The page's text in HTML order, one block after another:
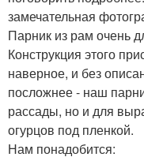
замечательная
Парник из рам очень
Конструкция этого
наверное, и без
посложнее - наш
рассады, но и для
огурцов под пленкой.
Нам понадобится: